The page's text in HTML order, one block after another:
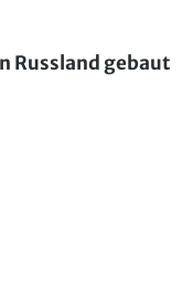
Russland gebaut